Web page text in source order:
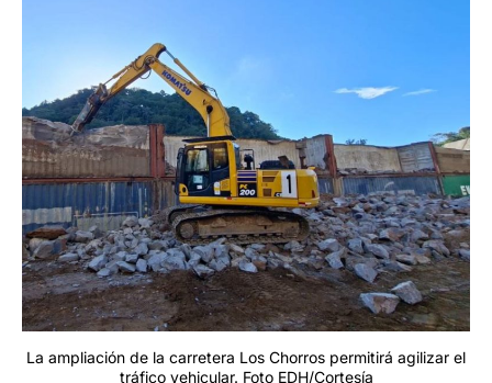
La ampliación de la carretera Los Chorros permitirá agilizar el
tráfico vehicular. Foto EDH/Cortesía